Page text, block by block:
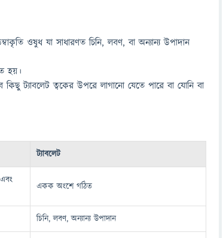
ওষুধ যা সাধারণত চিনি, লবণ, বা অন্যান্য উপাদান
হয়।
ট্যাবলেট ত্বকের উপরে লাগানো যেতে পারে বা যোনি বা
ট্যাবলেট
একক অংশে গঠিত
চিনি, লবণ, অন্যান্য উপাদান